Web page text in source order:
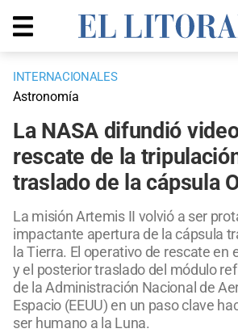
INTERNACIONALES
Astronomía
La NASA difundió
rescate de la
traslado de la cápsula
La misión Artemis II volvió a ser
impactante apertura de la cápsula
la Tierra. El operativo de rescate en
y el posterior traslado del módulo
de la Administración Nacional de
Espacio (EEUU) en un paso clave
ser humano a la Luna.